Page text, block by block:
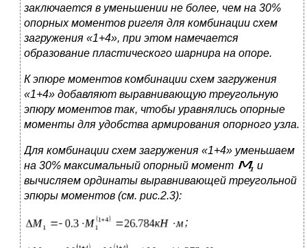
заключается в уменьшении не более, чем на 30%
опорных моментов ригеля для комбинации схем
загружения «1+4», при этом намечается
образование пластического шарнира на опоре.
К эпюре моментов комбинации схем загружения
«1+4» добавляют выравнивающую треугольную
эпюру моментов так, чтобы уравнялись опорные
моменты для удобства армирования опорного узла.
Для комбинации схем загружения «1+4» уменьшаем
на 30% максимальный опорный момент
и
вычисляем ординаты выравнивающей треугольной
эпюры моментов (см. рис.2.3):
;